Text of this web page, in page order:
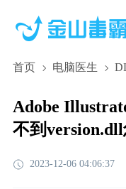
首页 电脑医生
Adobe
不到
2023-12-06 04:06:37